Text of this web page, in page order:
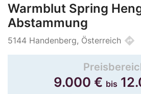
Warmblut Spring
Abstammung
5144 Handenberg, Österreich directions
9.000 € bis